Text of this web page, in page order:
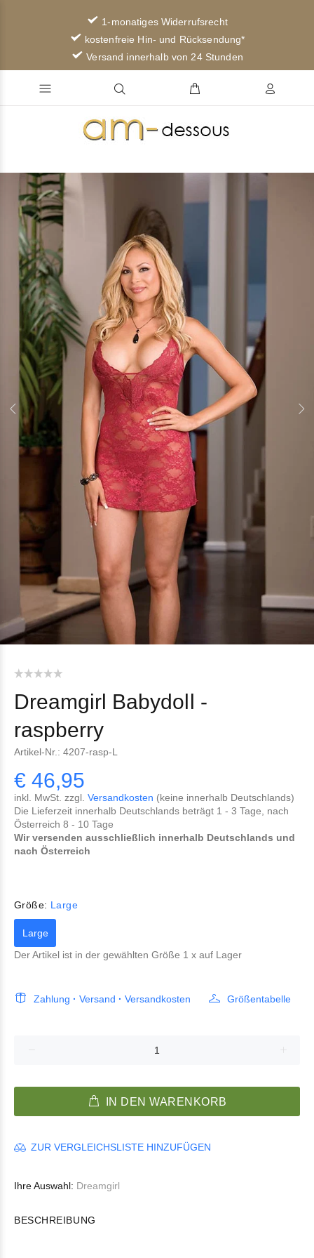
1-monatiges Widerrufsrecht
kostenfreie Hin- und Rücksendung*
Versand innerhalb von 24 Stunden
Dreamgirl Babydoll -
raspberry
Artikel-Nr.: 4207-rasp-L
€ 46,95
inkl. MwSt. zzgl. Versandkosten (keine innerhalb Deutschlands)
Die Lieferzeit innerhalb Deutschlands beträgt 1 - 3 Tage, nach
Österreich 8 - 10 Tage
Wir versenden ausschließlich innerhalb Deutschlands und
nach Österreich
Größe: Large
Large
Der Artikel ist in der gewählten Größe 1 x auf Lager
Zahlung · Versand · Versandkosten Größentabelle
IN DEN WARENKORB
ZUR VERGLEICHSLISTE HINZUFÜGEN
Ihre Auswahl: Dreamgirl
BESCHREIBUNG